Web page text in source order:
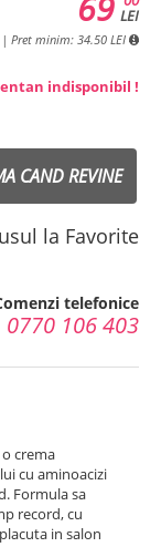
LEI
Pret minim: 34.50 LEI
indisponibil !
CAND REVINE
la Favorite
telefonice
0770 106 403
o crema
cu aminoacizi
Formula sa
record, cu
in salon